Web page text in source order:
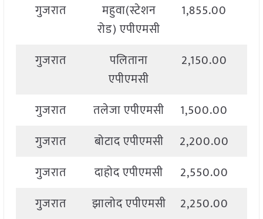
गुजरात
महुवा(स्टेशन
रोड) एपीएमसी
1,855.00
गुजरात
पलिताना
एपीएमसी
2,150.00
गुजरात तलेजा एपीएमसी 1,500.00
गुजरात
बोटाद एपीएमसी 2,200.00
गुजरात
दाहोद एपीएमसी 2,550.00
गुजरात
झालोद एपीएमसी 2,250.00